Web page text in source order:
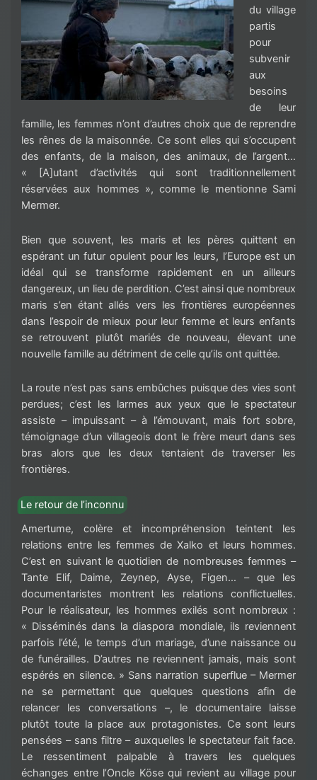
du village
partis
pour
subvenir
aux
besoins
de leur
famille, les femmes n’ont d’autres choix que de reprendre
les rênes de la maisonnée. Ce sont elles qui s’occupent
des enfants, de la maison, des animaux, de l’argent…
« [A]utant d’activités qui sont traditionnellement
réservées aux hommes », comme le mentionne Sami
Mermer.
Bien que souvent, les maris et les pères quittent en
espérant un futur opulent pour les leurs, l’Europe est un
idéal qui se transforme rapidement en un ailleurs
dangereux, un lieu de perdition. C’est ainsi que nombreux
maris s’en étant allés vers les frontières européennes
dans l’espoir de mieux pour leur femme et leurs enfants
se retrouvent plutôt mariés de nouveau, élevant une
nouvelle famille au détriment de celle qu’ils ont quittée.
La route n’est pas sans embûches puisque des vies sont
perdues; c’est les larmes aux yeux que le spectateur
assiste – impuissant – à l’émouvant, mais fort sobre,
témoignage d’un villageois dont le frère meurt dans ses
bras alors que les deux tentaient de traverser les
frontières.
Le retour de l’inconnu
Amertume, colère et incompréhension teintent les
relations entre les femmes de Xalko et leurs hommes.
C’est en suivant le quotidien de nombreuses femmes –
Tante Elif, Daime, Zeynep, Ayse, Figen… – que les
documentaristes montrent les relations conflictuelles.
Pour le réalisateur, les hommes exilés sont nombreux :
« Disséminés dans la diaspora mondiale, ils reviennent
parfois l’été, le temps d’un mariage, d’une naissance ou
de funérailles. D’autres ne reviennent jamais, mais sont
espérés en silence. » Sans narration superflue – Mermer
ne se permettant que quelques questions afin de
relancer les conversations –, le documentaire laisse
plutôt toute la place aux protagonistes. Ce sont leurs
pensées – sans filtre – auxquelles le spectateur fait face.
Le ressentiment palpable à travers les quelques
échanges entre l’Oncle Köse qui revient au village pour